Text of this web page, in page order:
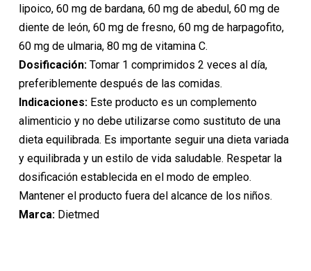
lipoico, 60 mg de bardana, 60 mg de abedul, 60 mg de
diente de león, 60 mg de fresno, 60 mg de harpagofito,
60 mg de ulmaria, 80 mg de vitamina C.
Dosificación:Tomar 1 comprimidos 2 veces al día,
preferiblemente después de las comidas.
Indicaciones: Este producto es un complemento
alimenticio y no debe utilizarse como sustituto de una
dieta equilibrada. Es importante seguir una dieta variada
y equilibrada y un estilo de vida saludable. Respetar la
dosificación establecida en el modo de empleo.
Mantener el producto fuera del alcance de los niños.
Marca:Dietmed